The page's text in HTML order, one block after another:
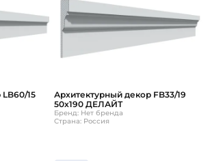
15
Архитектурный декор FB33/19
50х190 ДЕЛАЙТ
Бренд: Нет бренда
Страна: Россия